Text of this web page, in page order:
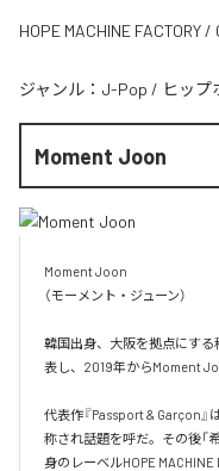
HOPE MACHINE FACTORY /
ジャンル： J-Pop / ヒッ
Moment Joon
Moment Joon
（モーメント・ジューン）
韓国出身、大阪を拠点にす
表し、2019年からMoment
代表作『Passport & Garçon
称され話題を呼だ。その後「
身のレーベルHOPE